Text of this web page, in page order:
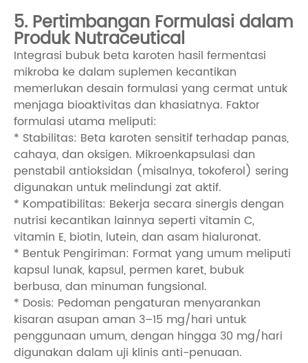
5. Pertimbangan Formulasi dalam
Produk Nutraceutical
Integrasi bubuk beta karoten hasil fermentasi
mikroba ke dalam suplemen kecantikan
memerlukan desain formulasi yang cermat untuk
menjaga bioaktivitas dan khasiatnya. Faktor
formulasi utama meliputi:
* Stabilitas: Beta karoten sensitif terhadap panas,
cahaya, dan oksigen. Mikroenkapsulasi dan
penstabil antioksidan (misalnya, tokoferol) sering
digunakan untuk melindungi zat aktif.
* Kompatibilitas: Bekerja secara sinergis dengan
nutrisi kecantikan lainnya seperti vitamin C,
vitamin E, biotin, lutein, dan asam hialuronat.
* Bentuk Pengiriman: Format yang umum meliputi
kapsul lunak, kapsul, permen karet, bubuk
berbusa, dan minuman fungsional.
* Dosis: Pedoman pengaturan menyarankan
kisaran asupan aman 3–15 mg/hari untuk
penggunaan umum, dengan hingga 30 mg/hari
digunakan dalam uji klinis anti-penuaan.